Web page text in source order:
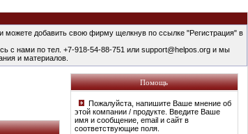
можете добавить свою фирму щелкнув по ссылке "Регистрация" в
с нами по тел. +7-918-54-88-751 или support@helpos.org и мы
и материалов.
Помощь
Пожалуйста, напишите Ваше мнение об
этой компании / продукте. Введите Ваше
имя и сообщение, email и сайт в
соответствующие поля.